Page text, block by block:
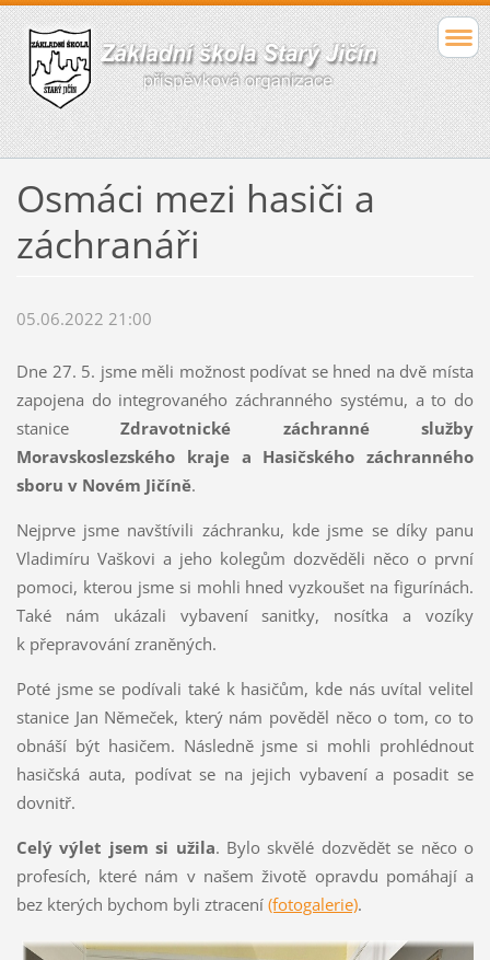
Osmáci mezi hasiči a
záchranáři
05.06.2022 21:00
Dne 27. 5. jsme měli možnost podívat se hned na dvě místa
zapojena do integrovaného záchranného systému, a to do
staniceZdravotnické záchranné služby
Moravskoslezského kraje a Hasičského záchranného
sboru v Novém Jičíně.
Nejprve jsme navštívili záchranku, kde jsme se díky panu
Vladimíru Vaškovi a jeho kolegům dozvěděli něco o první
pomoci, kterou jsme si mohli hned vyzkoušet na figurínách.
Také nám ukázali vybavení sanitky, nosítka a vozíky
k přepravování zraněných.
Poté jsme se podívali také k hasičům, kde nás uvítal velitel
stanice Jan Němeček, který nám pověděl něco o tom, co to
obnáší být hasičem. Následně jsme si mohli prohlédnout
hasičská auta, podívat se na jejich vybavení a posadit se
dovnitř.
Celý výlet jsem si užila. Bylo skvělé dozvědět se něco o
profesích, které nám v našem životě opravdu pomáhají a
bez kterých bychom byli ztracení (fotogalerie).